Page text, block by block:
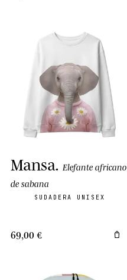
Mansa. Elefante africano
de sabana
SUDADERA UNISEX
69,00 €